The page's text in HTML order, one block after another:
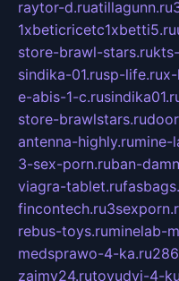
raytor-d.ruatillagunn.ru
1xbeticricetc1xbetti5.ru
store-brawl-stars.ru
sindika-01.rusp-life.ru
e-abis-1-c.ru
store-brawlstars.ru
antenna-highly.rumine-
3-sex-porn.ruban-
viagra-tablet.ru
fincontech.ru
rebus-toys.ruminelab-
medsprawo-4-ka.ru
zajmy24.rutovudyi-4-